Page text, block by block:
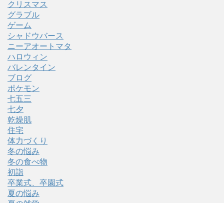
クリスマス
グラブル
ゲーム
シャドウバース
ニーアオートマタ
ハロウィン
バレンタイン
ブログ
ポケモン
七五三
七夕
乾燥肌
住宅
体力づくり
冬の悩み
冬の食べ物
初詣
卒業式、卒園式
夏の悩み